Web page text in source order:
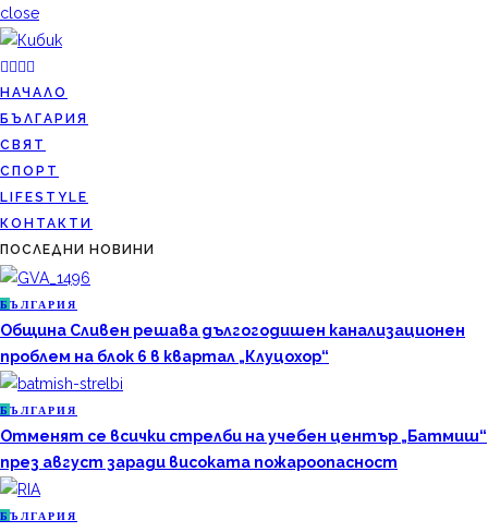
close
НАЧАЛО
БЪЛГАРИЯ
СВЯТ
СПОРТ
LIFESTYLE
КОНТАКТИ
ПОСЛЕДНИ НОВИНИ
Б ЪЛГАРИЯ
Община Сливен решава дългогодишен канализационен
проблем на блок 6 в квартал „Клуцохор“
Б ЪЛГАРИЯ
Отменят се всички стрелби на учебен център „Батмиш“
през август заради високата пожароопасност
Б ЪЛГАРИЯ